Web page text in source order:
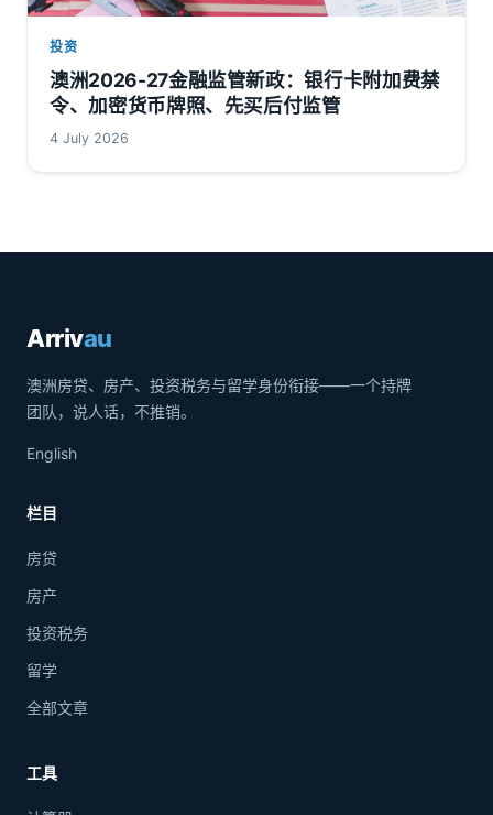
投资
澳洲2026-27金融监管新政：银行卡附加费禁
令、加密货币牌照、先买后付监管
4 July 2026
Arrivau
澳洲房贷、房产、投资税务与留学身份衔接——一个持牌
团队，说人话，不推销。
English
栏目
房贷
房产
投资税务
留学
全部文章
工具